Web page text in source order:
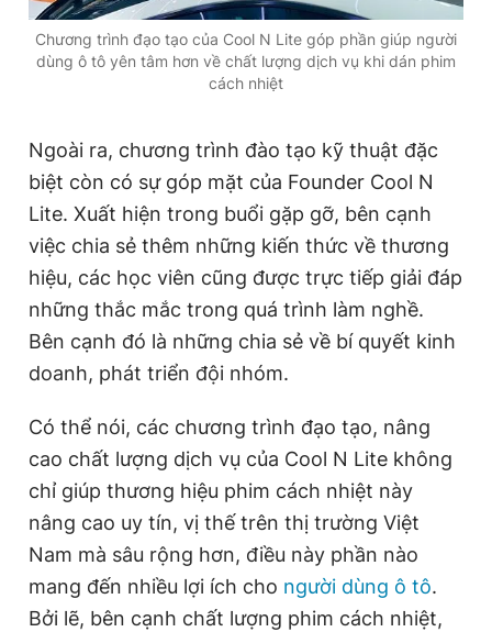
Chương trình đạo tạo của Cool N Lite góp phần giúp người
dùng ô tô yên tâm hơn về chất lượng dịch vụ khi dán phim
cách nhiệt
Ngoài ra, chương trình đào tạo kỹ thuật đặc
biệt còn có sự góp mặt của Founder Cool N
Lite. Xuất hiện trong buổi gặp gỡ, bên cạnh
việc chia sẻ thêm những kiến thức về thương
hiệu, các học viên cũng được trực tiếp giải đáp
những thắc mắc trong quá trình làm nghề.
Bên cạnh đó là những chia sẻ về bí quyết kinh
doanh, phát triển đội nhóm.
Có thể nói, các chương trình đạo tạo, nâng
cao chất lượng dịch vụ của Cool N Lite không
chỉ giúp thương hiệu phim cách nhiệt này
nâng cao uy tín, vị thế trên thị trường Việt
Nam mà sâu rộng hơn, điều này phần nào
mang đến nhiều lợi ích cho người dùng ô tô.
Bởi lẽ, bên cạnh chất lượng phim cách nhiệt,